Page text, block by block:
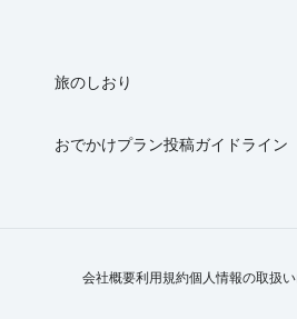
旅のしおり
おでかけプラン投稿ガイドライン
会社概要利用規約個人情報の取扱